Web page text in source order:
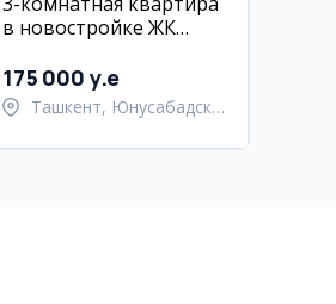
в новостройке ЖК
175 000 y.e
Ташкент, Юнусабадский